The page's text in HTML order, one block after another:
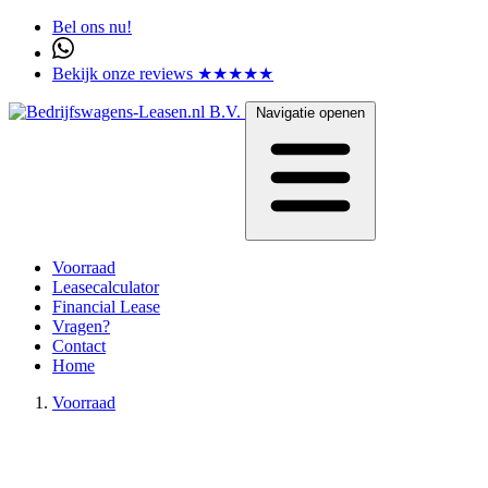
Bel ons nu!
Bekijk onze reviews ★★★★★
Navigatie openen
Voorraad
Leasecalculator
Financial Lease
Vragen?
Contact
Home
Voorraad